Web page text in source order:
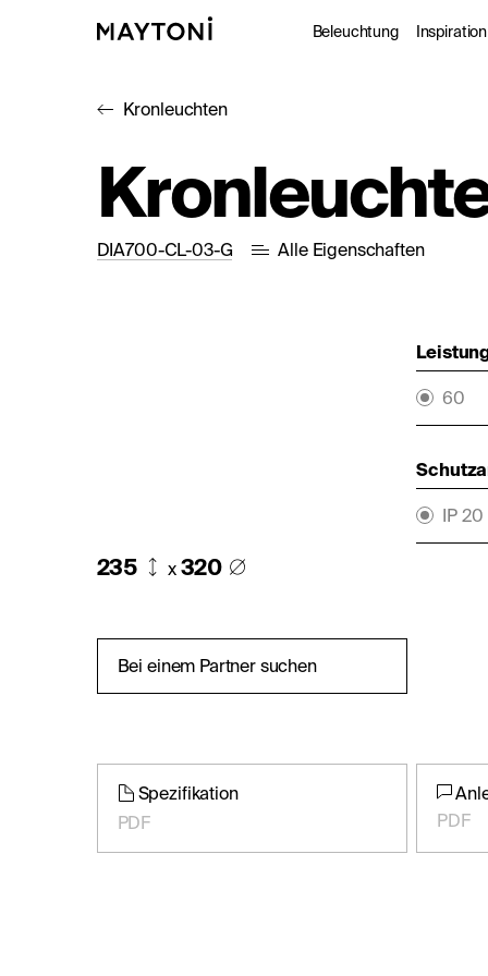
Beleuchtung Inspiration
Kronleuchten
DIA700-CL-03-G Alle Eigenschaften
235 x 320
Bei einem Partner suchen
60
IP 20
Spezifikation
PDF
PDF